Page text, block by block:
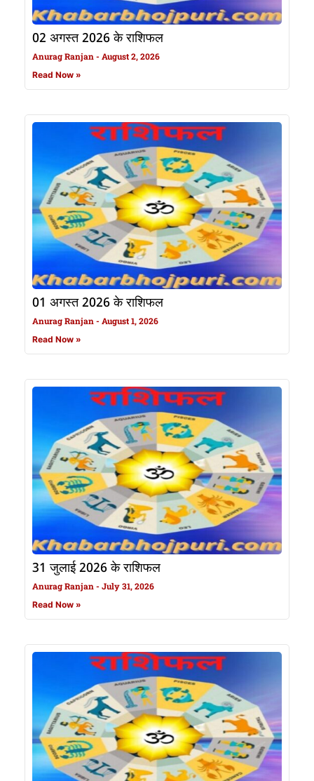
02 अगस्त 2026 के राशिफल
Anurag Ranjan August 2, 2026
Read Now »
01 अगस्त 2026 के राशिफल
Anurag Ranjan August 1, 2026
Read Now »
31 जुलाई 2026 के राशिफल
Anurag Ranjan July 31, 2026
Read Now »